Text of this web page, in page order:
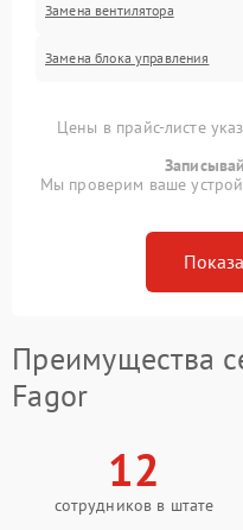
Замена вентилятора
Замена блока управления
Цены в прайс-листе
Мы проверим ваше
Преимущества
Fagor
12
сотрудников в штате